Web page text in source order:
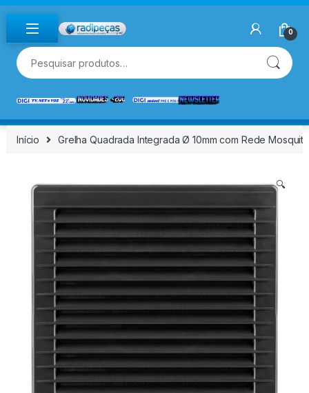
Skip to navigation
Skip to content
0
Pesquisar por:
Início Grelha Quadrada Integrada Ø 10mm com Rede Mosquit.
🔍